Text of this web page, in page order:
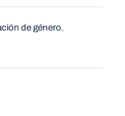
de género